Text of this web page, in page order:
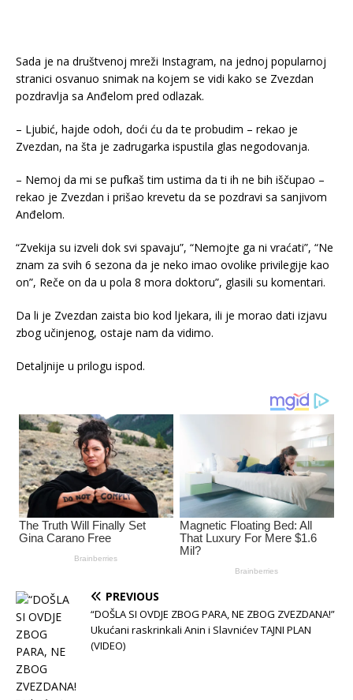
Sada je na društvenoj mreži Instagram, na jednoj popularnoj
stranici osvanuo snimak na kojem se vidi kako se Zvezdan
pozdravlja sa Anđelom pred odlazak.
– Ljubić, hajde odoh, doći ću da te probudim – rekao je
Zvezdan, na šta je zadrugarka ispustila glas negodovanja.
– Nemoj da mi se pufkaš tim ustima da ti ih ne bih iščupao –
rekao je Zvezdan i prišao krevetu da se pozdravi sa sanjivom
Anđelom.
“Zvekija su izveli dok svi spavaju”, “Nemojte ga ni vraćati”, “Ne
znam za svih 6 sezona da je neko imao ovolike privilegije kao
on”, Reče on da u pola 8 mora doktoru”, glasili su komentari.
Da li je Zvezdan zaista bio kod ljekara, ili je morao dati izjavu
zbog učinjenog, ostaje nam da vidimo.
Detaljnije u prilogu ispod.
PREVIOUS
“DOŠLA SI OVDJE ZBOG PARA, NE ZBOG ZVEZDANA!”
Ukućani raskrinkali Anin i Slavnićev TAJNI PLAN
(VIDEO)